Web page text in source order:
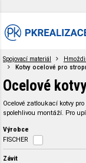
Spojovací materiál
Kotvy ocelové pro
Ocelové
Ocelové zatloukací kotvy
spolehlivou montáží. Pro
Výrobce
FISCHER
Závit